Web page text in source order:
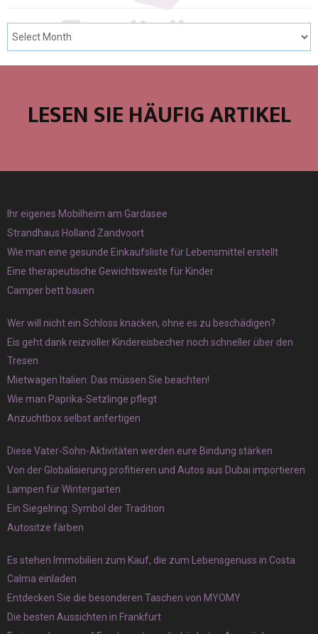
LESEN SIE HÄUFIG ARTIKEL
Ihr eigenes Mobilheim am Gardasee
Strandhaus Holland Zandvoort
Wie man eine gesunde Einkaufsliste für Lebensmittel erstellt
Eine therapeutische Gewichtsweste für Kinder
Camper bett bauen
Wer will nicht ein Schloss knacken, ohne es zu beschädigen?
Eis geht dank reizvoller Kindereisbecher noch schneller über den
Tresen
Mietwagen Italien: Das müssen Sie beachten!
Wie man Paprika-Setzlinge pflegt
Anzuchtbox selbst anfertigen
Diese Vater-Sohn-Aktivitäten werden eure Bindung stärken
Von der Globalisierung profitieren und Autos aus Dubai importieren
Lampen für Wintergarten
Ein Siegelring: Symbol der Tradition
Autositze färben
Es stehen Immobilien zum Kauf, die zum Lebensgenuss in Costa
Calma einladen
Entdecken Sie die besonderen Taschen von MYOMY
Die besten Aussichten in Frankfurt